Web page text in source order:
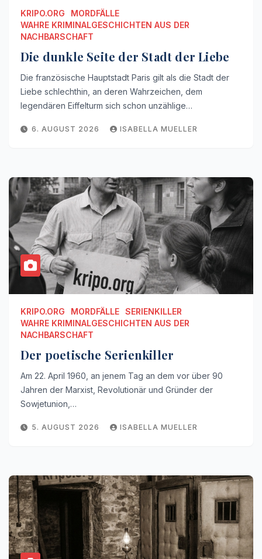
KRIPO.ORG
MORDFÄLLE
WAHRE KRIMINALGESCHICHTEN AUS DER
NACHBARSCHAFT
Die dunkle Seite der Stadt der Liebe
Die französische Hauptstadt Paris gilt als die Stadt der
Liebe schlechthin, an deren Wahrzeichen, dem
legendären Eiffelturm sich schon unzählige…
6. AUGUST 2026 ISABELLA MUELLER
KRIPO.ORG MORDFÄLLE SERIENKILLER
WAHRE KRIMINALGESCHICHTEN AUS DER
NACHBARSCHAFT
Der poetische Serienkiller
Am 22. April 1960, an jenem Tag an dem vor über 90
Jahren der Marxist, Revolutionär und Gründer der
Sowjetunion,…
5. AUGUST 2026 ISABELLA MUELLER